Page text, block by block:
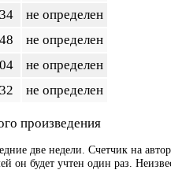
не определен
не определен
не определен
не определен
произведения
две недели. Счетчик на
он будет учтен один раз.